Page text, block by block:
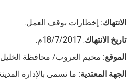
الانتهاك: إخطارات بوقف العمل.
تاريخ الانتهاك: 18/7/2017م.
الموقع: مخيم العروب/ محافظة
الجهة المعتدية: ما تسمى بالإدارة